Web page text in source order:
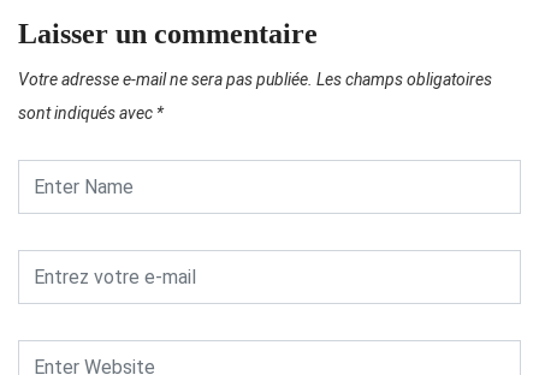
Laisser un commentaire
Votre adresse e-mail ne sera pas publiée. Les champs obligatoires
sont indiqués avec *